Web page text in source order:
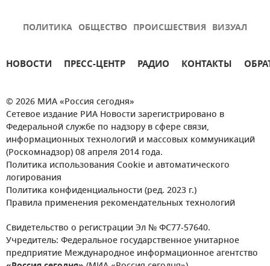
ПОЛИТИКА ОБЩЕСТВО ПРОИСШЕСТВИЯ ВИЗУАЛ
НОВОСТИ ПРЕСС-ЦЕНТР РАДИО КОНТАКТЫ
© 2026 МИА «Россия сегодня»
Сетевое издание РИА Новости зарегистрировано в
Федеральной службе по надзору в сфере связи,
информационных технологий и массовых коммуникаций
(Роскомнадзор) 08 апреля 2014 года.
Политика использования Cookie и автоматического
логирования
Политика конфиденциальности (ред. 2023 г.)
Правила применения рекомендательных технологий
Свидетельство о регистрации Эл № ФС77-57640.
Учредитель: Федеральное государственное унитарное
предприятие Международное информационное агентство